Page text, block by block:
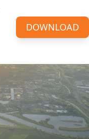
DOWNLOAD